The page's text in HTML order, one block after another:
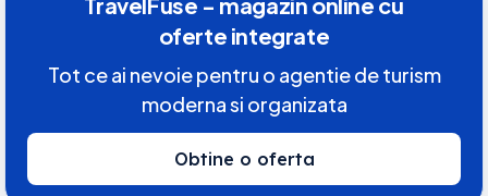
oferte integrate
Tot ce ai nevoie pentru o agentie de turism
moderna si organizata
Obtine o oferta